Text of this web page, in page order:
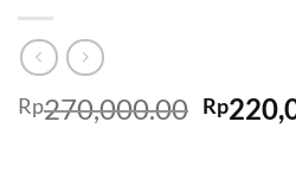
Rp270,000.00 Harga
aslinya
Rp